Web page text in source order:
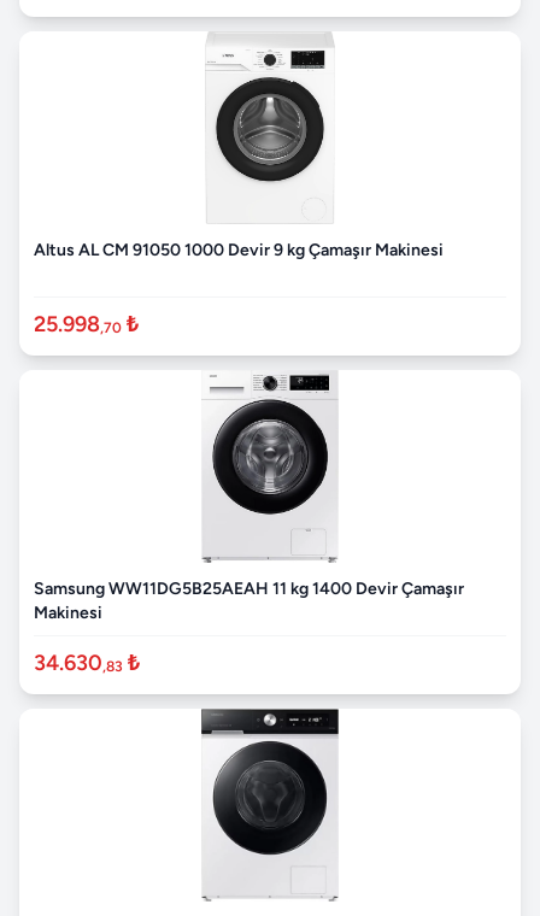
Altus AL CM 91050 1000 Devir 9 kg Çamaşır Makinesi
25.998,70 ₺
Samsung WW11DG5B25AEAH 11 kg 1400 Devir Çamaşır
Makinesi
34.630,83 ₺